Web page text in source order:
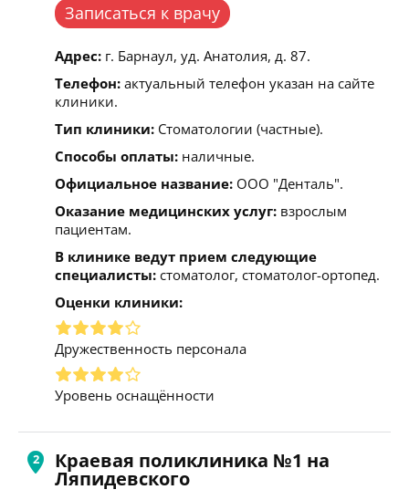
Записаться к врачу
Адрес: г. Барнаул, уд. Анатолия, д. 87.
Телефон: актуальный телефон указан на сайте
клиники.
Тип клиники: Стоматологии (частные).
Способы оплаты: наличные.
Официальное название: ООО "Денталь".
Оказание медицинских услуг: взрослым
пациентам.
В клинике ведут прием следующие
специалисты: стоматолог, стоматолог-ортопед.
Оценки клиники:
Дружественность персонала
Уровень оснащённости
Краевая поликлиника №1 на
Ляпидевского